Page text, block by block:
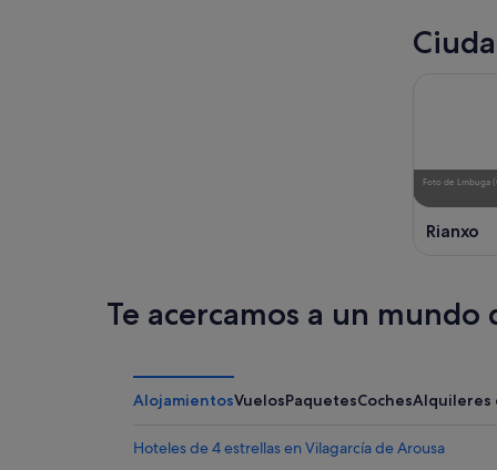
Foto de Lmbuga (
Rianxo
Te acercamos a un mundo
AlojamientosVuelosPaquetesCochesAlquileres
Hoteles de 4 estrellas en Vilagarcía de Arousa